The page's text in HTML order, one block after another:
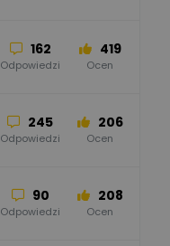
162
Odpowiedzi
419
Ocen
245
Odpowiedzi
206
Ocen
90
Odpowiedzi
208
Ocen